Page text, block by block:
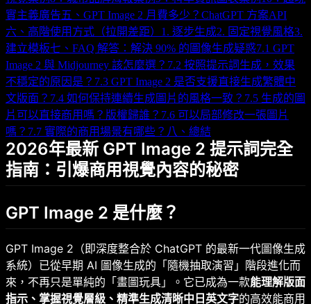
實主義廣告五、GPT Image 2 月費多少？ ChatGPT 方案API
六、高階使用方式（拉開差距） 1. 逐步生成2. 固定視覺風格3.
建立模板七、FAQ 解答：解決 90% 的圖像生成疑惑7.1 GPT
Image 2 與 Midjourney 該怎麼選？ 7.2 按照提示詞生成，效果
不穩定的原因是？ 7.3 GPT Image 2 是否支援直接生成繁體中
文版面？ 7.4 如何保持連續生成圖片的風格一致？ 7.5 生成的圖
片可以直接商用嗎？版權歸誰？ 7.6 可以局部修改一張圖片
嗎？ 7.7 實際的商用場景有哪些？ 八、總結
2026年最新 GPT Image 2 提示詞完全
指南：引爆商用視覺內容的秘密
GPT Image 2 是什麼？
GPT Image 2（即深度整合於 ChatGPT 的最新一代圖像生成
系統）已從早期 AI 圖像生成的「隨機抽取演習」階段進化而
來，不再只是單純的「畫圖玩具」。它已成為一款能理解版面
指示、掌握視覺層級、精準生成清晰中日英文字的高效能商用